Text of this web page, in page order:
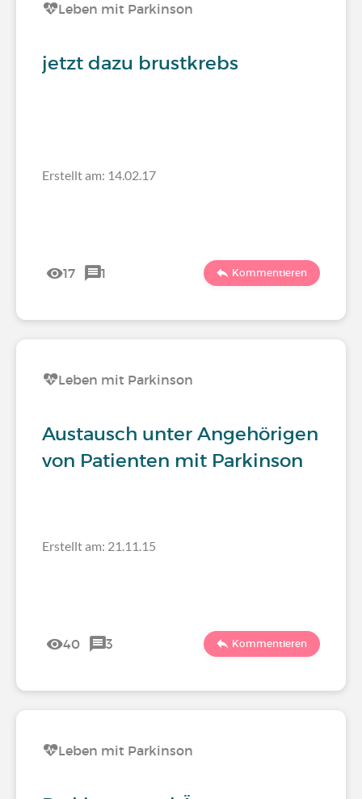
Leben mit Parkinson
jetzt dazu brustkrebs
Erstellt am: 14.02.17
17 1 Kommentieren
Leben mit Parkinson
Austausch unter Angehörigen
von Patienten mit Parkinson
Erstellt am: 21.11.15
40 3 Kommentieren
Leben mit Parkinson